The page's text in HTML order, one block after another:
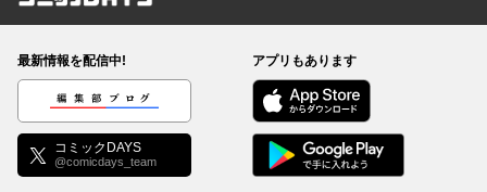
コミックDAYS
最新情報を配信中!
編集部ブログ
コミックDAYS
@comicdays_team
アプリもあります